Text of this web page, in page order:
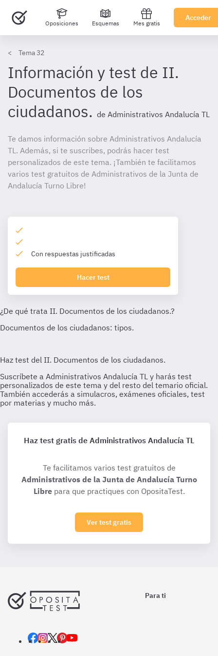
Oposiciones Esquemas Mes gratis
Acceder
Tema 32
Información y test de II.
Documentos de los
ciudadanos. de Administrativos Andalucía TL
Te damos información sobre Administrativos Andalucía
TL. Además, si te suscribes, podrás hacer test
personalizados de este tema. ¡También te facilitamos
varios test gratuitos de Administrativos de la Junta de
Andalucía Turno Libre!
Con respuestas justificadas
Hacer test
Haz test gratis de Administrativos Andalucía TL
Te facilitamos varios test gratuitos de
Administrativos de la Junta de Andalucía Turno
Librepara que practiques con OpositaTest.
Ver test gratis
Para ti